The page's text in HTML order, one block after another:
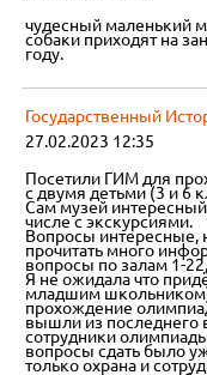
чудесный маленький
собаки приходят на
году.
Государственный
27.02.2023 12:35
Посетили ГИМ для
с двумя детьми (3 и 6
Сам музей
числе с экскурсиями.
Вопросы интересные,
прочитать много
вопросы по залам 1-
Я не ожидала что
младшим
прохождение
вышли из последнего
сотрудники
вопросы сдать было
только охрана и